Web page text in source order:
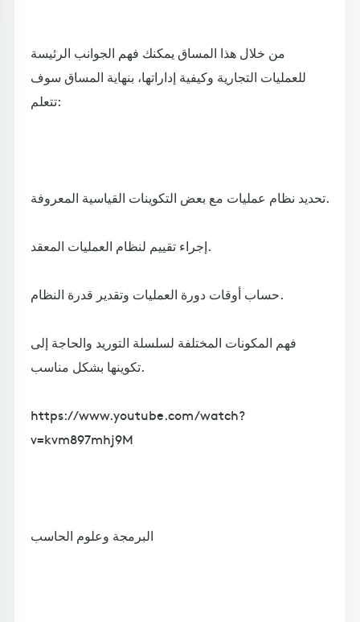
من خلال هذا المساق يمكنك فهم الجوانب الرئيسة
للعمليات التجارية وكيفية إداراتها، بنهاية المساق سوف
تتعلم:
تحديد نظام عمليات مع بعض التكوينات القياسية المعروفة.
إجراء تقييم لنظام العمليات المعقد.
حساب أوقات دورة العمليات وتقدير قدرة النظام.
فهم المكونات المختلفة لسلسلة التوريد والحاجة إلى
تكوينها بشكل مناسب.
https://www.youtube.com/watch?
v=kvm897mhj9M
البرمجة وعلوم الحاسب